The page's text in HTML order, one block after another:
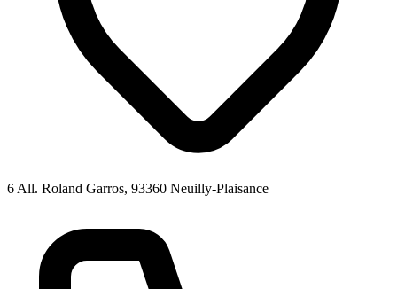
6 All. Roland Garros, 93360 Neuilly-Plaisance